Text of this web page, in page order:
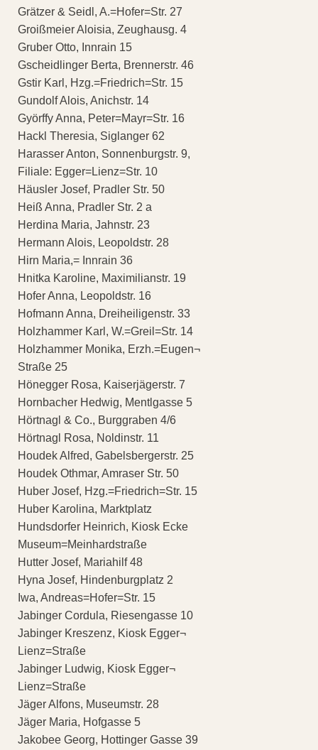
Grätzer & Seidl, A.=Hofer=Str. 27
Groißmeier Aloisia, Zeughausg. 4
Gruber Otto, Innrain 15
Gscheidlinger Berta, Brennerstr. 46
Gstir Karl, Hzg.=Friedrich=Str. 15
Gundolf Alois, Anichstr. 14
Györffy Anna, Peter=Mayr=Str. 16
Hackl Theresia, Siglanger 62
Harasser Anton, Sonnenburgstr. 9,
Filiale: Egger=Lienz=Str. 10
Häusler Josef, Pradler Str. 50
Heiß Anna, Pradler Str. 2 a
Herdina Maria, Jahnstr. 23
Hermann Alois, Leopoldstr. 28
Hirn Maria,= Innrain 36
Hnitka Karoline, Maximilianstr. 19
Hofer Anna, Leopoldstr. 16
Hofmann Anna, Dreiheiligenstr. 33
Holzhammer Karl, W.=Greil=Str. 14
Holzhammer Monika, Erzh.=Eugen¬
Straße 25
Hönegger Rosa, Kaiserjägerstr. 7
Hornbacher Hedwig, Mentlgasse 5
Hörtnagl & Co., Burggraben 4/6
Hörtnagl Rosa, Noldinstr. 11
Houdek Alfred, Gabelsbergerstr. 25
Houdek Othmar, Amraser Str. 50
Huber Josef, Hzg.=Friedrich=Str. 15
Huber Karolina, Marktplatz
Hundsdorfer Heinrich, Kiosk Ecke
Museum=Meinhardstraße
Hutter Josef, Mariahilf 48
Hyna Josef, Hindenburgplatz 2
Iwa, Andreas=Hofer=Str. 15
Jabinger Cordula, Riesengasse 10
Jabinger Kreszenz, Kiosk Egger¬
Lienz=Straße
Jabinger Ludwig, Kiosk Egger¬
Lienz=Straße
Jäger Alfons, Museumstr. 28
Jäger Maria, Hofgasse 5
Jakobee Georg, Hottinger Gasse 39